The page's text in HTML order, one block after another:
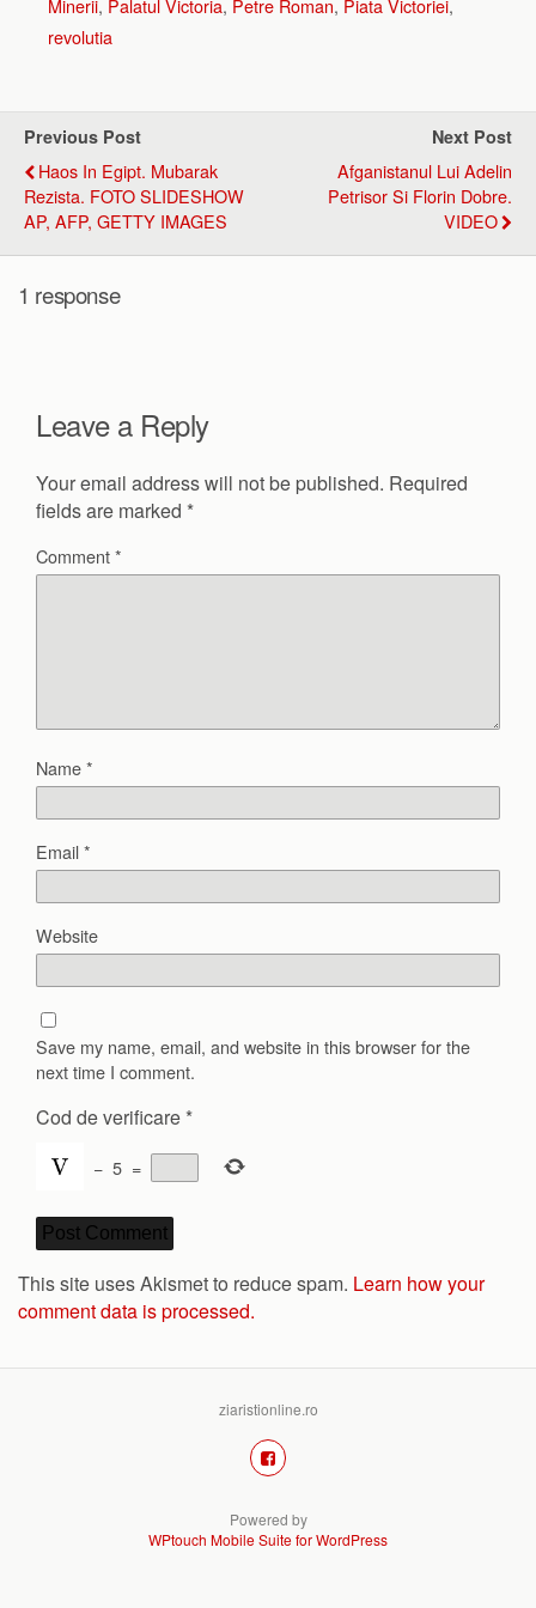
Minerii, Palatul Victoria, Petre Roman, Piata Victoriei,
revolutia
Previous Post
Haos In Egipt. Mubarak
Rezista. FOTO SLIDESHOW
AP, AFP, GETTY IMAGES
Next Post
Afganistanul Lui Adelin
Petrisor Si Florin Dobre.
VIDEO
1 response
Leave a Reply
Your email address will not be published. Required
fields are marked *
Comment*
Name*
Email*
Website
Save my name, email, and website in this browser for the
next time I comment.
Cod de verificare *
− 5 =
This site uses Akismet to reduce spam. Learn how your
comment data is processed.
ziaristionline.ro
Powered by
WPtouch Mobile Suite for WordPress